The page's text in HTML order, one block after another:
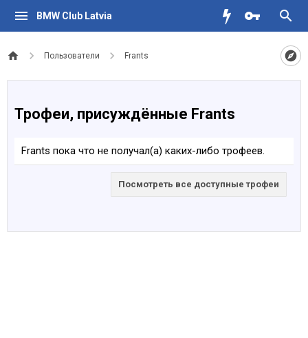
BMW Club Latvia
Пользователи Frants
Трофеи, присуждённые Frants
Frants пока что не получал(а) каких-либо трофеев.
Посмотреть все доступные трофеи